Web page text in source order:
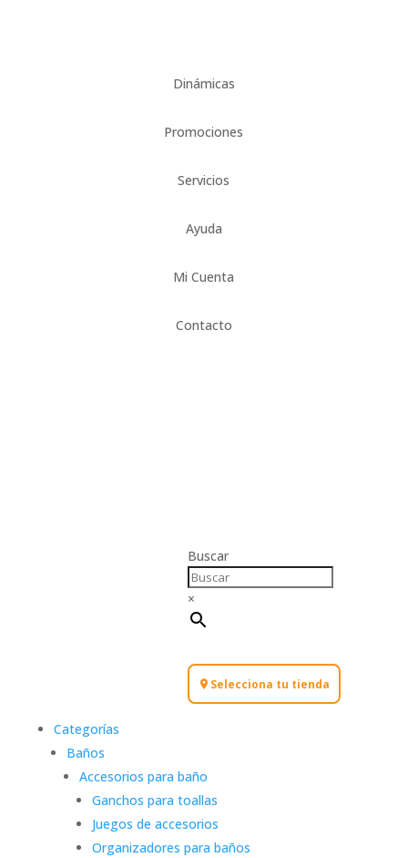
Dinámicas
Promociones
Servicios
Ayuda
Mi Cuenta
Contacto
Categorías
Baños
Accesorios para baño
Ganchos para toallas
Juegos de accesorios
Organizadores para baños
Buscar
×
Selecciona tu tienda